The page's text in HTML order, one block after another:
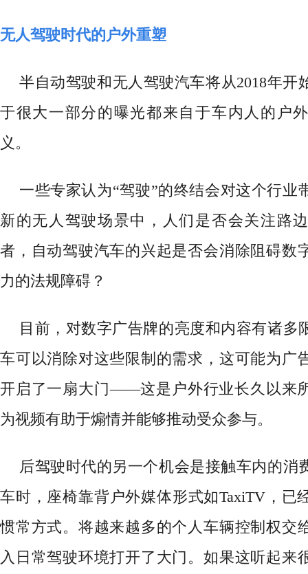
无人驾驶时代的户外重塑
半自动驾驶和无人驾驶汽车将从2018年开
于很大一部分的曝光都来自于车内人的户
义。
一些专家认为“驾驶”的终结会对这个行业
新的无人驾驶场景中，人们是否会关注路
者，自动驾驶汽车的兴起是否会消除阻碍数
力的法规障碍？
目前，对数字广告牌的亮度和内容有诸多
车可以消除对这些限制的需求，这可能为广
开启了一扇大门——这是户外行业长久以来
为视频有助于煽情并能够推动受众参与。
后驾驶时代的另一个机会是接触车内的消
车时，座椅靠背户外媒体形式如TaxiTV，已
惯常方式。将越来越多的个人车辆控制权交
入日常驾驶环境打开了大门。如果这听起来